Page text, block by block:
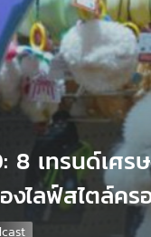
8 เทรนด์เศร
งไลฟ์สไตล์คร